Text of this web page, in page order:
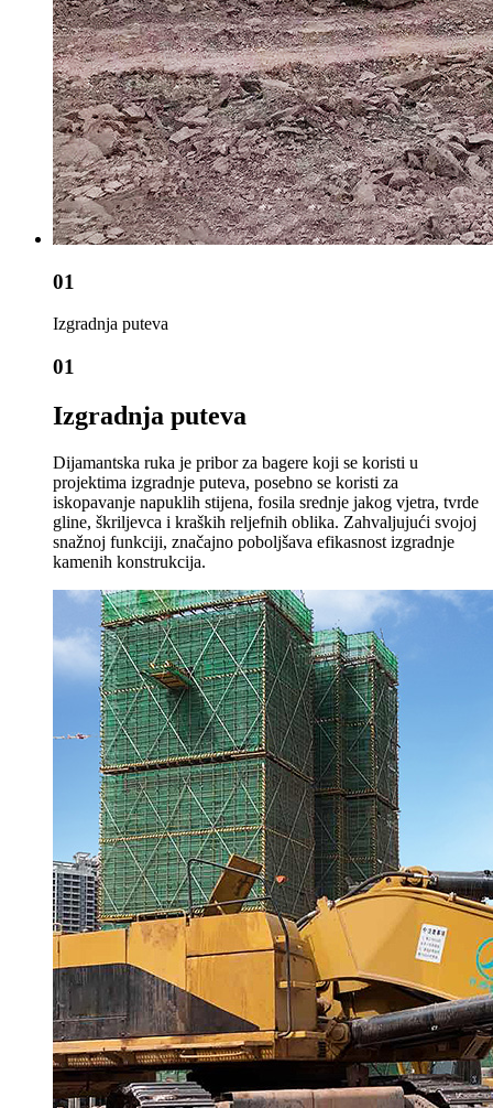
01
Izgradnja puteva
01
Izgradnja puteva
Dijamantska ruka je pribor za bagere koji se koristi u
projektima izgradnje puteva, posebno se koristi za
iskopavanje napuklih stijena, fosila srednje jakog vjetra, tvrde
gline, škriljevca i kraških reljefnih oblika. Zahvaljujući svojoj
snažnoj funkciji, značajno poboljšava efikasnost izgradnje
kamenih konstrukcija.